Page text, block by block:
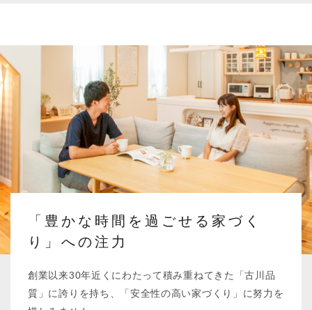
「豊かな時間を過ごせる家づく
り」への注力
創業以来30年近くにわたって積み重ねてきた「古川品
質」に誇りを持ち、「安全性の高い家づくり」に努力を